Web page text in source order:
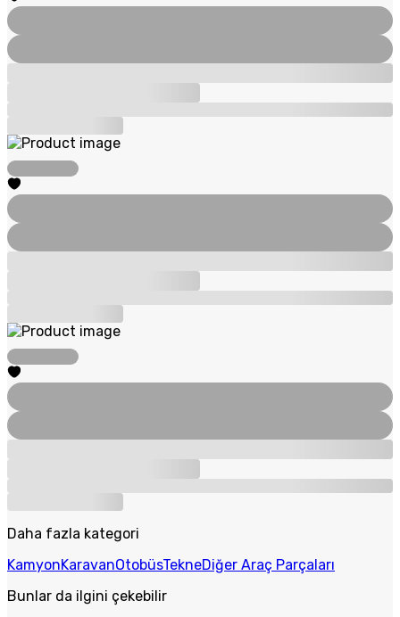
Daha fazla kategori
KamyonKaravanOtobüsTekneDiğer Araç Parçaları
Bunlar da ilgini çekebilir